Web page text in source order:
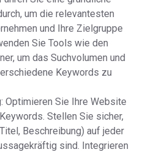
um die relevantesten
und Ihre Zielgruppe
Sie Tools wie den
um das Suchvolumen und
Keywords zu
Optimieren Sie Ihre Website
Stellen Sie sicher,
Beschreibung) auf jeder
sind. Integrieren